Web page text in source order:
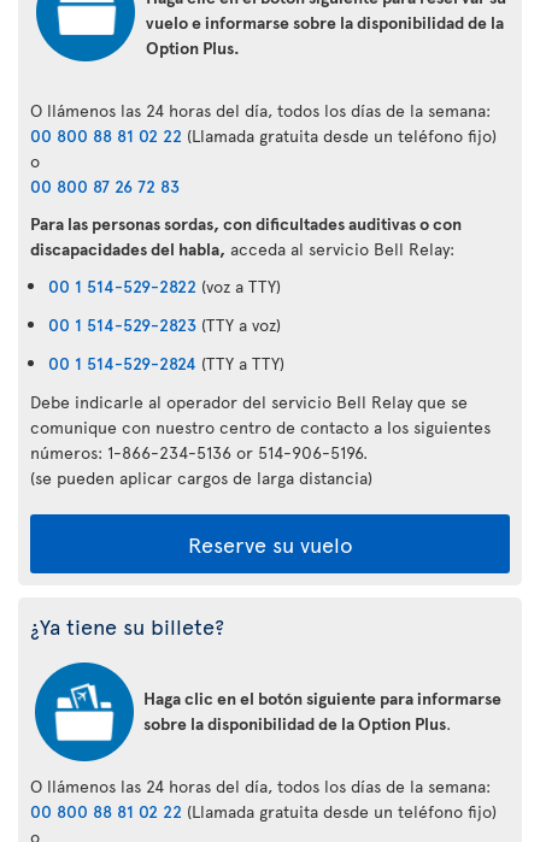
vuelo e informarse sobre la disponibilidad de la
Option Plus.
O llámenos las 24 horas del día, todos los días de la semana:
00 800 88 81 02 22 (Llamada gratuita desde un teléfono fijo)
o
00 800 87 26 72 83
Para las personas sordas, con dificultades auditivas o con
discapacidades del habla, acceda al servicio Bell Relay:
00 1 514-529-2822 (voz a TTY)
00 1 514-529-2823 (TTY a voz)
00 1 514-529-2824 (TTY a TTY)
Debe indicarle al operador del servicio Bell Relay que se
comunique con nuestro centro de contacto a los siguientes
números: 1-866-234-5136 or 514-906-5196.
(se pueden aplicar cargos de larga distancia)
Reserve su vuelo
¿Ya tiene su billete?
Haga clic en el botón siguiente para informarse
sobre la disponibilidad de la Option Plus.
O llámenos las 24 horas del día, todos los días de la semana:
00 800 88 81 02 22 (Llamada gratuita desde un teléfono fijo)
o